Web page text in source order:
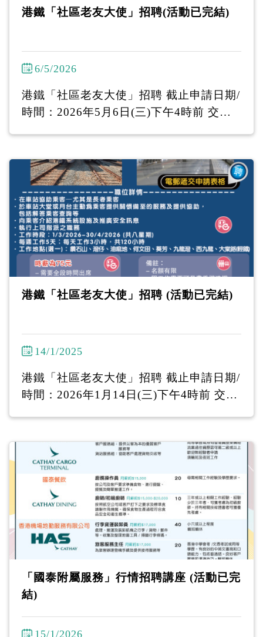
港鐵「社區老友大使」招聘(活動已完結)
6/5/2026
港鐵「社區老友大使」招聘 截止申請日期/
時間：2026年5月6日(三)下午4時前 交表
花園第二期地下I舖 (2) 電郵至 efep@sage.
org.hk ------------------------------- 工作車
站：黃大仙、深水埗、葵興、元朗、鰂魚
涌、長沙灣、西九龍、屯門（輕鐵） 職務
簡介： •在車站協助乘客─尤其是長者乘客
•於車站大堂或月台主動為乘客提供關懷備
至的服務及提供協助，包括解答乘客查詢
息 •執行上司指派之職務 ----------------------
劃職員聯絡 。 下載職位申請表
港鐵「社區老友大使」招聘 (活動已完結)
14/1/2025
港鐵「社區老友大使」招聘 截止申請日期/
時間：2026年1月14日(三)下午4時前 交表
花園第二期地下I舖 (2) 電郵至 efep@sage.
org.hk ------------------------------- 工作車
站：鑽石山、灣仔、油麻地、何文田、葵
芳、九龍灣、西九龍、大棠路(輕鐵) 職務
•於車站大堂或月台主動為乘客提供關懷備
至的服務及提供協助，包括解答乘客查詢
息 •執行上司指派之職務 ----------------------
--------- 如有疑問請致電 2386-7066與本計
劃職員聯絡 。 下載職位申請表
「國泰附屬服務」行情招聘講座 (活動已完
結)
15/1/2026